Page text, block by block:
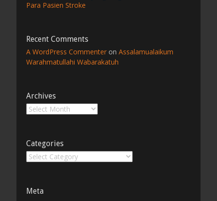
Para Pasien Stroke
Recent Comments
A WordPress Commenter on Assalamualaikum
Warahmatullahi Wabarakatuh
Archives
Archives
Categories
Categories
Meta